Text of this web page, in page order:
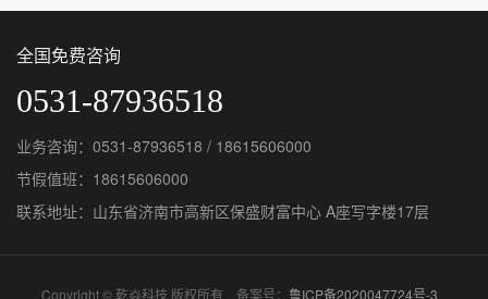
全国免费咨询
0531-87936518
业务咨询：0531-87936518 / 18615606000
节假值班：18615606000
联系地址：山东省济南市高新区保盛财富中心 A座写字楼17层
Copyright © 乾焱科技 版权所有 备案号： 鲁ICP备2020047724号-3